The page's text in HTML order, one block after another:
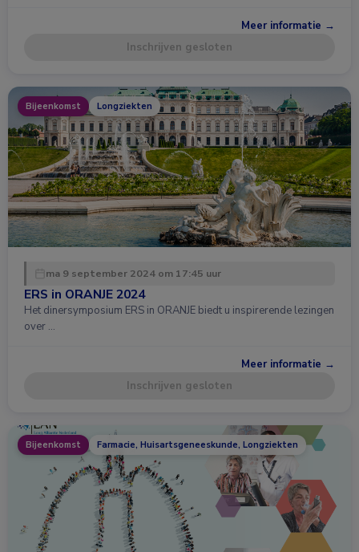
Meer informatie →
Inschrijven gesloten
Bijeenkomst Longziekten
ma 9 september 2024 om 17:45 uur
ERS in ORANJE 2024
Het dinersymposium ERS in ORANJE biedt u inspirerende lezingen
over …
Meer informatie →
Inschrijven gesloten
Bijeenkomst Farmacie, Huisartsgeneeskunde, Longziekten